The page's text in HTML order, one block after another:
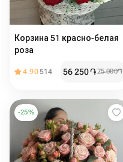
Корзина 51 красно-белая
роза
4.90514 56 250֏75 000֏
-25%